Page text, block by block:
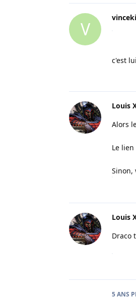
V
c'est
Louis
Alors
Le
Sinon,
Louis
Draco
5 ANS